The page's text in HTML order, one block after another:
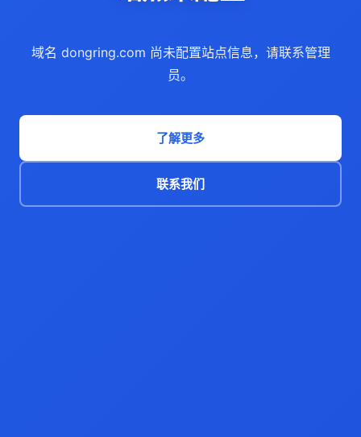
域名 dongring.com 尚未配置站点信息，请联系管理
员。
了解更多
联系我们